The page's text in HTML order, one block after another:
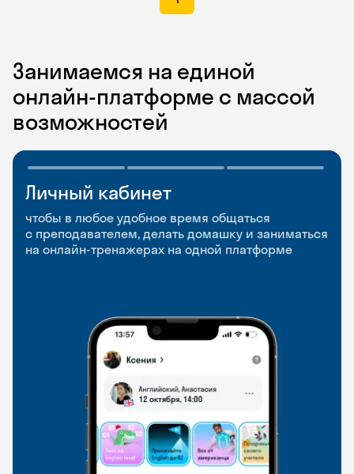
Занимаемся на единой
онлайн-платформе с массой
возможностей
Личный кабинет
чтобы в любое удобное время общаться
с преподавателем, делать домашку и заниматься
на онлайн-тренажерах на одной платформе
Мобильное
приложение
чтобы заниматься и изучать новые слова где
и когда удобно
Разговорные клубы
и Talks
Групповые занятия для разговорной практики
и индивидуальные встречи с преподавателями